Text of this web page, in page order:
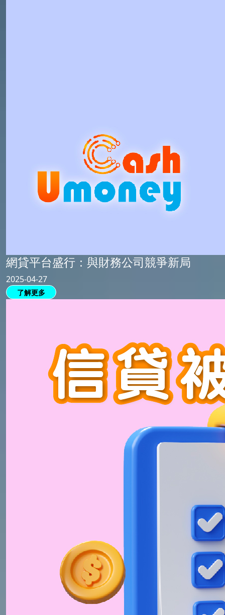
網貸平台盛行：與財務公司競爭新局
2025-04-27
了解更多